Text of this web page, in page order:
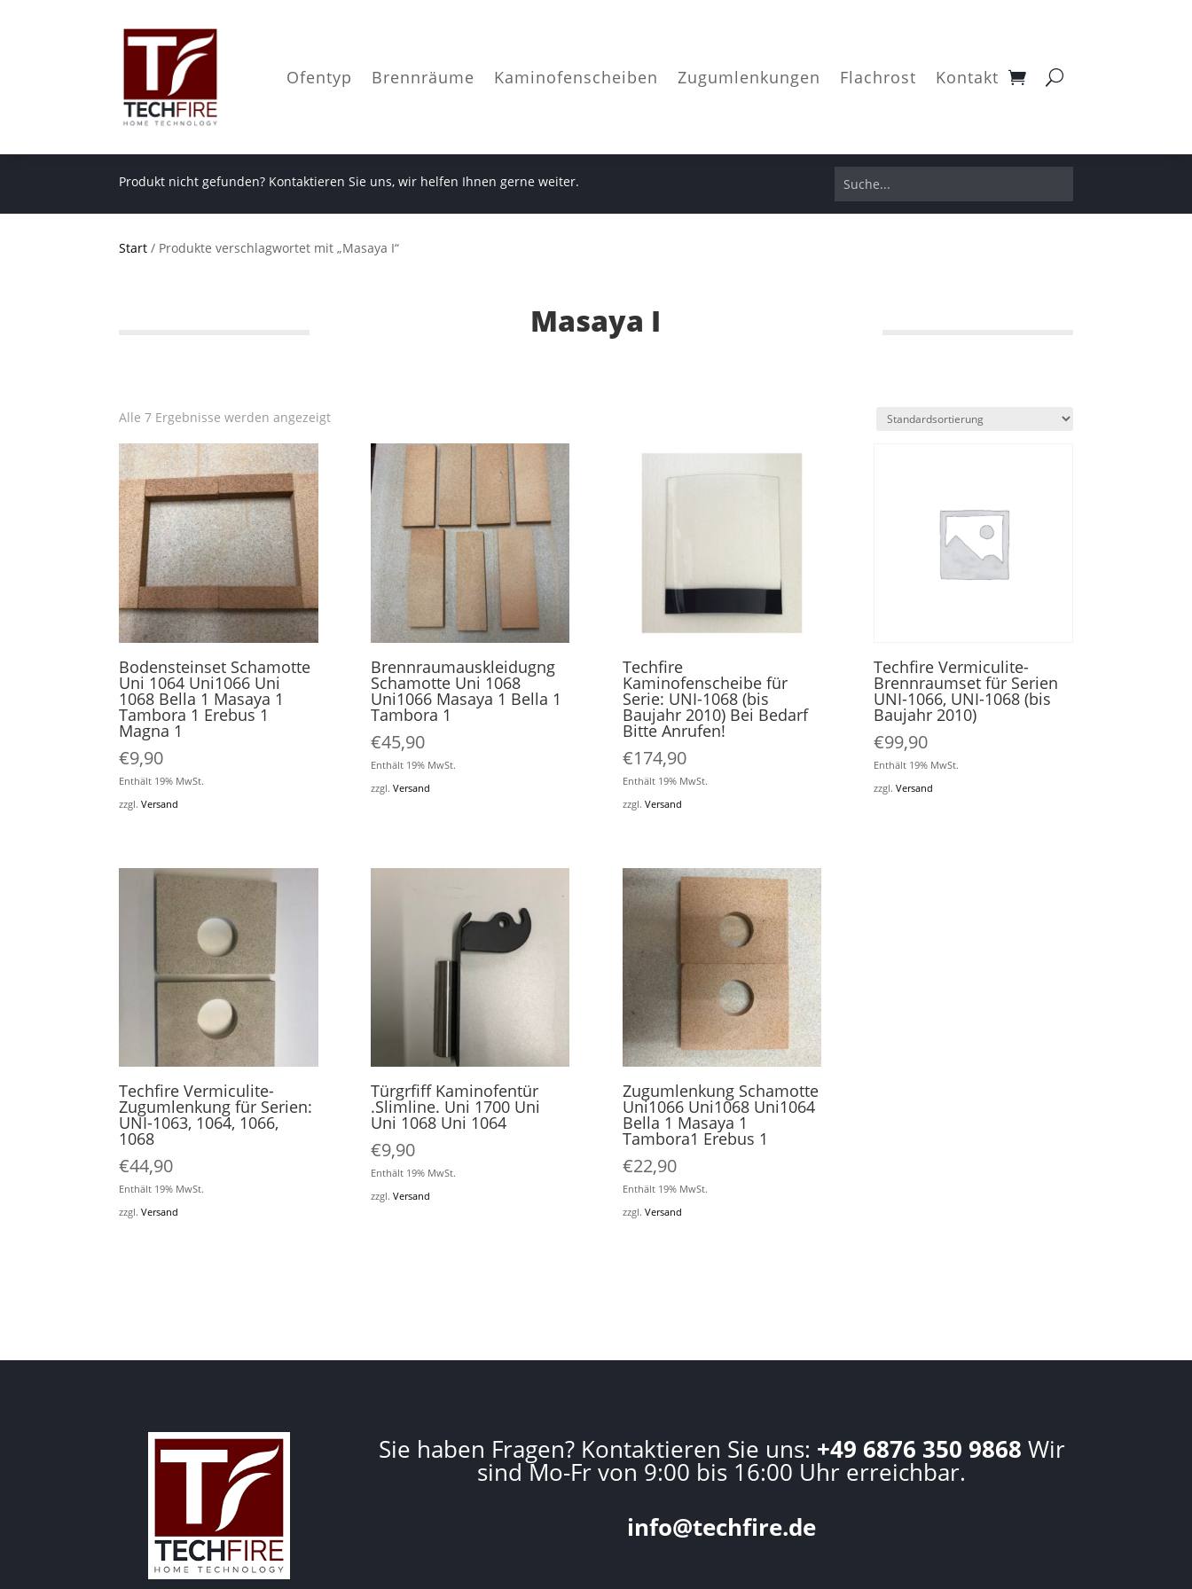
Ofentyp Brennräume Kaminofenscheiben Zugumlenkungen Flachrost Kontakt
Produkt nicht gefunden? Kontaktieren Sie uns, wir helfen Ihnen gerne weiter.
Start / Produkte verschlagwortet mit „Masaya I“
Masaya I
Alle 7 Ergebnisse werden angezeigt
Bodensteinset Schamotte
Uni 1064 Uni1066 Uni
1068 Bella 1 Masaya 1
Tambora 1 Erebus 1
Magna 1
€9,90
Enthält 19% MwSt.
zzgl.Versand
Brennraumauskleidugng
Schamotte Uni 1068
Uni1066 Masaya 1 Bella 1
Tambora 1
€45,90
Enthält 19% MwSt.
zzgl. Versand
Techfire
Kaminofenscheibe für
Serie: UNI-1068 (bis
Baujahr 2010) Bei Bedarf
Bitte Anrufen!
€174,90
Enthält 19% MwSt.
zzgl. Versand
Techfire Vermiculite-
Brennraumset für Serien
UNI-1066, UNI-1068 (bis
Baujahr 2010)
€99,90
Enthält 19% MwSt.
zzgl.Versand
Techfire Vermiculite-
Zugumlenkung für Serien:
UNI-1063, 1064, 1066,
1068
€44,90
Enthält 19% MwSt.
zzgl.Versand
Türgrfiff Kaminofentür
.Slimline. Uni 1700 Uni
Uni 1068 Uni 1064
€9,90
Enthält 19% MwSt.
zzgl. Versand
Zugumlenkung Schamotte
Uni1066 Uni1068 Uni1064
Bella 1 Masaya 1
Tambora1 Erebus 1
€22,90
Enthält 19% MwSt.
zzgl. Versand
Sie haben Fragen? Kontaktieren Sie uns: +49 6876 350 9868 Wir
sind Mo-Fr von 9:00 bis 16:00 Uhr erreichbar.
info@techfire.de